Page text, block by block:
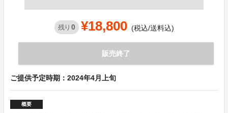
残り 0 ¥18,800 (税込/送料込)
販売終了
ご提供予定時期：2024年4月上旬
概要